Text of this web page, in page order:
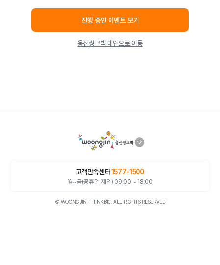
진행 중인 이벤트 보기
웅진씽크빅 메인으로 이동
고객만족센터 1577-1500
월~금(공휴일 제외) 09:00 ~ 18:00
© WOONGJIN THINKBIG. ALL RIGHTS RESERVED